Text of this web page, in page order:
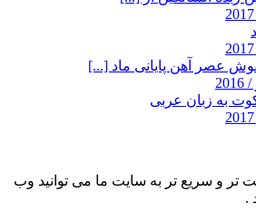
عصر آهن پایانی ماد [...]
به زبان عربی
تر و سریع تر به سایت ما می توانید وب
.